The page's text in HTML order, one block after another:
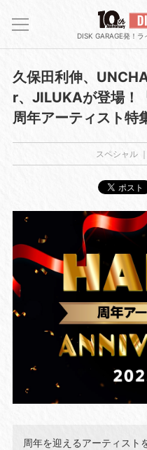
DISK GARAGE発！
久保田利伸、
r、JILUKAが登場！
周年アーティスト特
スペシャル ｜
周年を迎えるアーティスト